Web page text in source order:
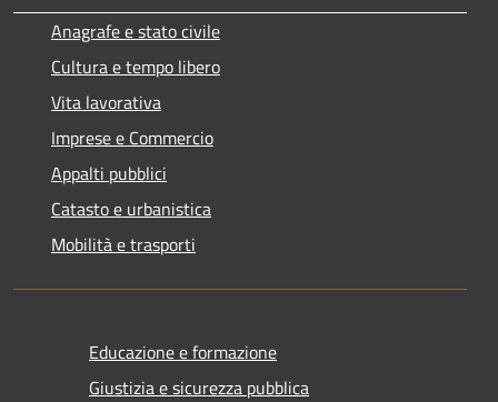
Anagrafe e stato civile
Cultura e tempo libero
Vita lavorativa
Imprese e Commercio
Appalti pubblici
Catasto e urbanistica
Mobilità e trasporti
Educazione e formazione
Giustizia e sicurezza pubblica